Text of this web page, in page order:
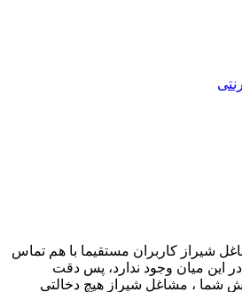
شیراز کاربران مستقیما با هم تماس
این میان وجود ندارد، پس دقت
شما ، مشاغل شیراز هیچ دخالتی